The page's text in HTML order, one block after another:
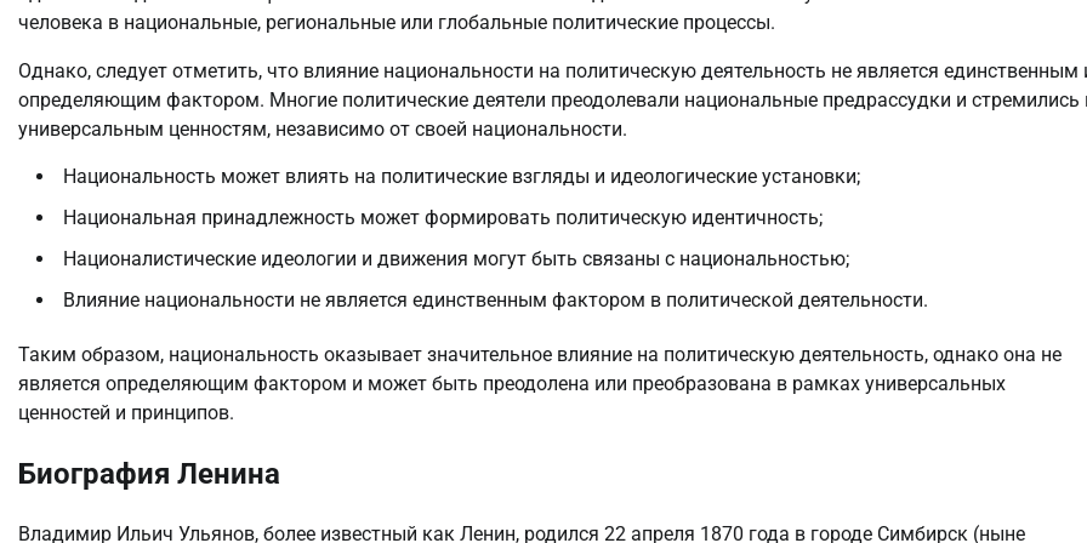
человека в национальные, региональные или глобальные политические процессы.
Однако, следует отметить, что влияние национальности на политическую деятельность не является единственным
определяющим фактором. Многие политические деятели преодолевали национальные предрассудки и стремились
универсальным ценностям, независимо от своей национальности.
Национальность может влиять на политические взгляды и идеологические установки;
Национальная принадлежность может формировать политическую идентичность;
Националистические идеологии и движения могут быть связаны с национальностью;
Влияние национальности не является единственным фактором в политической деятельности.
Таким образом, национальность оказывает значительное влияние на политическую деятельность, однако она не
является определяющим фактором и может быть преодолена или преобразована в рамках универсальных
ценностей и принципов.
Биография Ленина
Владимир Ильич Ульянов, более известный как Ленин, родился 22 апреля 1870 года в городе Симбирск (ныне